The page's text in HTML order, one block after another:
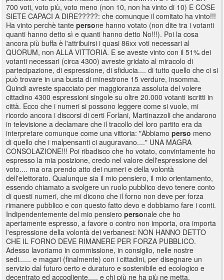
700 voti, voto più, voto meno (non 10, non ha vinto di 10) E COSE
SIETE CAPACI A DIRE?????: che comunque il comitato ha vinto!!!
Ha vinto perchè tante persone hanno votato (non dite tra i votanti
quanti hanno detto sì e quanti hanno detto No!!!). Poi la cosa
ancora più buffa è l'attribuirsi i quasi 86xx voti necessari al
QUORUM, non ALLA VITTORIA. E se aveste vinto con il 51% dei
votanti necessari (circa 4300) avreste gridato al miracolo di
partecipazione, di espressione, di sfiducia.... di tutto quello che ci si
può trovare in una busta di minestrone 15 verdure, insomma.
Quindi avreste spacciato per maggioranza assoluta del volere
cittadino 4300 espressioni singole su oltre 20.000 votanti iscritti in
città. Ecco che i numeri si possono leggere come si vuole, mi
ricordo ancora i discorsi di certi Forlani, Martinazzoli che andarono
in televisione a declamare che il tracollo del loro partito era da
interpretare comunque come una vittoria: "Abbiamo perso meno
di quello che i malpensanti ci auguravano...." UNA MAGRA
CONSOLAZIONE!!! Poi ribadisco che ho votato, convintamente ho
espresso la mia posizione, credo nel valore dell'espressione del
voto.... ma ora prendo atto dei numeri e della volontà
dell'elettorato. Qualunque sia il mio pensiero, il mio orientamento,
essendo chiamato a svolgere un ruolo pubblico devo tenere conto
di questi numeri, che mi dicono che il forno non deve per forza
rimanere pubblico e con questo fatto devo e dobbiamo fare i conti.
Indipendentemente del mio pensiero personale che ho
apertamente espresso, a favore o contro non importa, ora importa
l'espressione della volontà dei verbanesi: NON HANNO DETTO
CHE IL FORNO DEVE RIMANERE PER FORZA PUBBLICO.
Adesso lavoriamo in commissione, in consiglio, nelle nostre
sedi...... e magari (finalmente) con i cittadini, per disegnare un
servizio dal futuro certo e duraturo e sostenibile ed ecologico e
decentrato ed accogliente..... e chi più ne ha più ne metta.